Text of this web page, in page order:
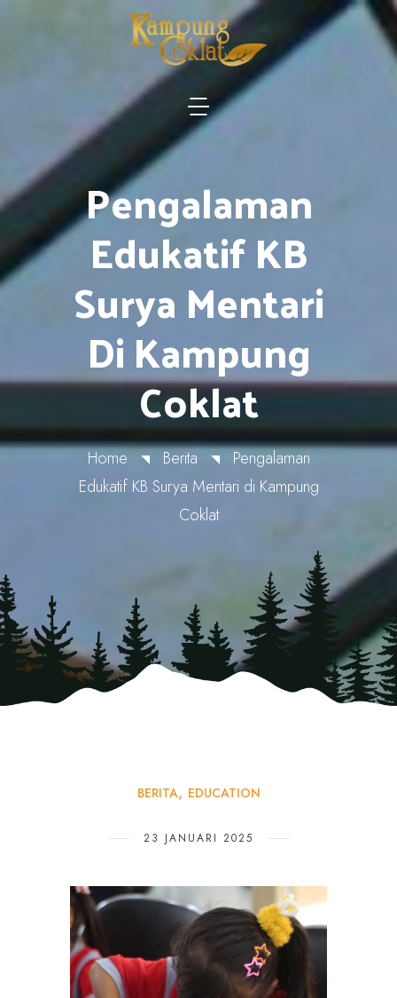
Pengalaman
Edukatif KB
Surya Mentari
Di Kampung
Coklat
Home Berita
Pengalaman
Edukatif KB Surya Mentari di Kampung
Coklat
BERITA EDUCATION
23 JANUARI 2025